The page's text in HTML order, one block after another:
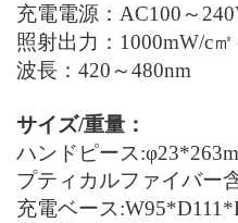
充電電源：AC100 ～
照射出力：1000mW/c㎡
波長：420～480nm
サイズ/重量：
ハンドピース:φ23*
プティカルファイバー
充電ベース:W95*D111 *